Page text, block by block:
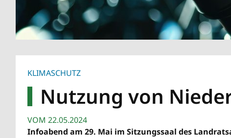
KLIMASCHUTZ
Nutzung von
VOM 22.05.2024
Infoabend am 29. Mai im Sitzungssaal des